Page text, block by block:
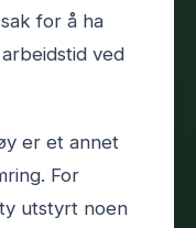
for å ha
ved
er et annet
For
utstyrt noen